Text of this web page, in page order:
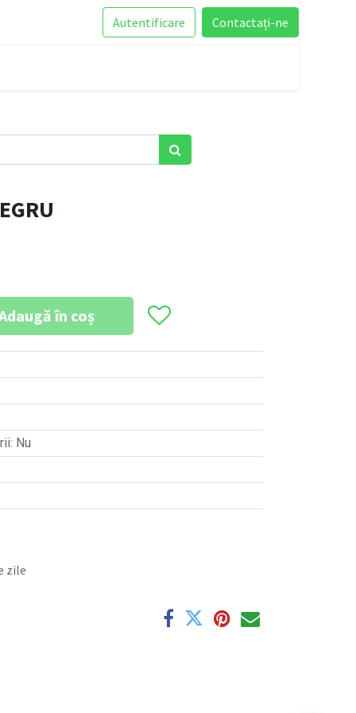
Autentificare Contactați-ne
în coș
: Nu
zile